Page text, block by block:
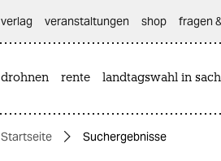
themen
verlag
veranstaltungen shop fragen
drohnen rente landtagswahl in
Startseite Suchergebnisse